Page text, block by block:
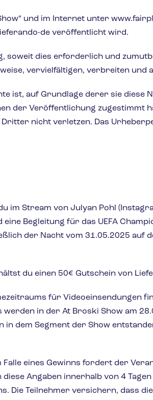
und im Internet unter
de veröffentlicht wird.
soweit dies erforderlich und
vervielfältigen, verbreiten und
ist, auf Grundlage derer sie diese
der Veröffentlichung zugestimmt
nicht verletzen. Das
im Stream von Julyan Pohl
Begleitung für das UEFA
der Nacht vom 31.05.2025 auf
du einen 50€ Gutschein von
für Videoeinsendungen
in der At Broski Show am
dem Segment der Show
eines Gewinns fordert der
Angaben innerhalb von 4
Die Teilnehmer versichern, dass